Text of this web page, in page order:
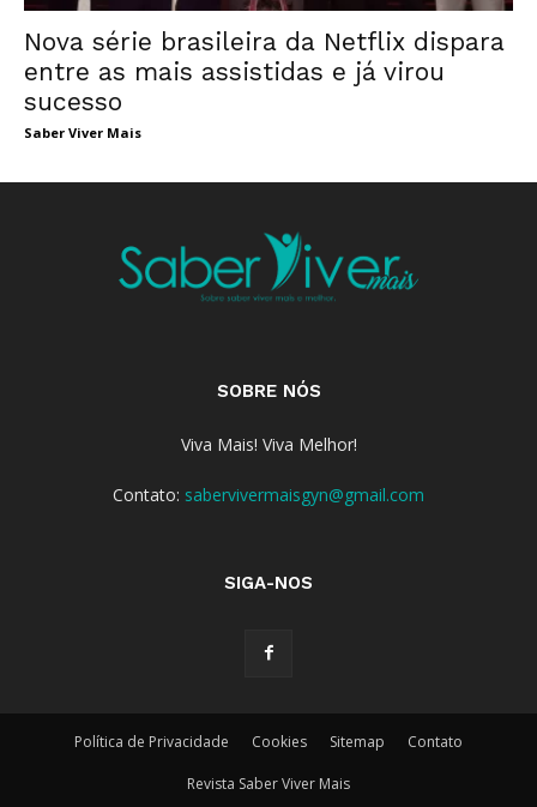
Nova série brasileira da Netflix dispara
entre as mais assistidas e já virou
sucesso
Saber Viver Mais
SOBRE NÓS
Viva Mais! Viva Melhor!
Contato: sabervivermaisgyn@gmail.com
SIGA-NOS
Política de Privacidade Cookies Sitemap Contato
Revista Saber Viver Mais